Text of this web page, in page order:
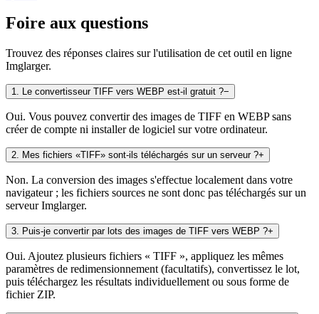
Foire aux questions
Trouvez des réponses claires sur l'utilisation de cet outil en ligne
Imglarger.
1. Le convertisseur TIFF vers WEBP est-il gratuit ?−
Oui. Vous pouvez convertir des images de TIFF en WEBP sans
créer de compte ni installer de logiciel sur votre ordinateur.
2. Mes fichiers «TIFF» sont-ils téléchargés sur un serveur ?+
Non. La conversion des images s'effectue localement dans votre
navigateur ; les fichiers sources ne sont donc pas téléchargés sur un
serveur Imglarger.
3. Puis-je convertir par lots des images de TIFF vers WEBP ?+
Oui. Ajoutez plusieurs fichiers « TIFF », appliquez les mêmes
paramètres de redimensionnement (facultatifs), convertissez le lot,
puis téléchargez les résultats individuellement ou sous forme de
fichier ZIP.